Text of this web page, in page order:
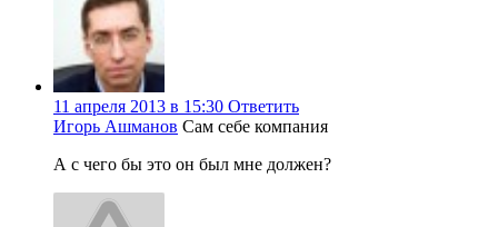
11 апреля 2013 в 15:30 Ответить
Игорь Ашманов Сам себе компания
А с чего бы это он был мне должен?